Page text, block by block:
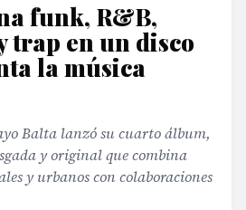
funk, R&B,
trap en un disco
la música
Balta lanzó su cuarto álbum,
y original que combina
y urbanos con colaboraciones